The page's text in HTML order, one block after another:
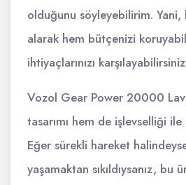
olduğunu söyleyebilirim. Yani,
alarak hem bütçenizi
ihtiyaçlarınızı
Vozol Gear Power 20000
tasarımı hem de işlevselliği
Eğer sürekli hareket
yaşamaktan sıkıldıysanız, bu